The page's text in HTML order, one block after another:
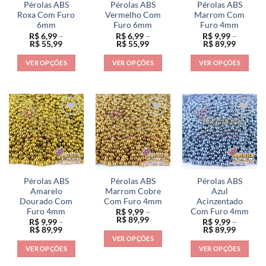
escolhidas
na
página
do
produto
escolhidas
na
página
do
produto
escolhidas
na
página
do
produto
Pérolas ABS
Roxa Com Furo
6mm
R$6,99 –
R$55,99Faixa
preço:
R$ 6,99
através
VER OPÇÕES
tem
várias
variantes.
As
opções
podem
ser
escolhidas
na
página
do
produto
Pérolas ABS
Vermelho Com
Furo 6mm
R$6,99 –
R$55,99Faixa
preço:
R$ 6,99
através
VER OPÇÕES
tem
várias
variantes.
As
opções
podem
ser
escolhidas
na
página
do
produto
Pérolas ABS
Marrom Com
Furo 4mm
R$9,99 –
R$89,99Faixa
preço:
R$ 9,99
através
VER OPÇÕES
tem
várias
variantes.
As
opções
podem
ser
escolhidas
na
página
do
produto
Pérolas ABS
Amarelo
Dourado Com
Furo 4mm
R$9,99 –
R$89,99Faixa
preço:
R$ 9,99
através
VER OPÇÕES
Pérolas ABS
Marrom Cobre
Com Furo 4mm
R$9,99 –
R$89,99Faixa
preço:
R$ 9,99
através
VER OPÇÕES
Pérolas ABS
Azul
Acinzentado
Com Furo 4mm
R$9,99 –
R$89,99Faixa
preço:
R$ 9,99
através
VER OPÇÕES